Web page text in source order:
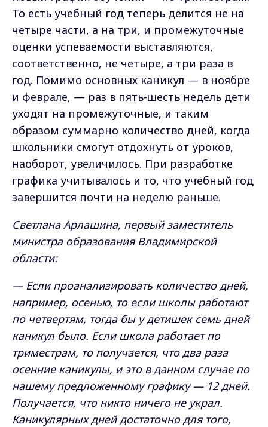
То есть учебный год теперь делится не на
четыре части, а на три, и промежуточные
оценки успеваемости выставляются,
соответственно, не четыре, а три раза в
год. Помимо основных каникул — в ноябре
и феврале, — раз в пять-шесть недель дети
уходят на промежуточные, и таким
образом суммарно количество дней, когда
школьники смогут отдохнуть от уроков,
наоборот, увеличилось. При разработке
графика учитывалось и то, что учебный год
завершится почти на неделю раньше.
Светлана Арлашина, первый заместитель
министра образования Владимирской
области:
— Если проанализировать количество дней,
например, осенью, то если школы работают
по четвертям, тогда бы у детишек семь дней
каникул было. Если школа работает по
триместрам, то получается, что два раза
осенние каникулы, и это в данном случае по
нашему предложенному графику — 12 дней.
Получается, что никто ничего не украл.
Каникулярных дней достаточно для того,